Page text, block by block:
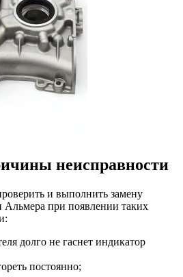
неисправности
и выполнить замену
Альмера при появлении таких
долго не гаснет индикатор
постоянно;